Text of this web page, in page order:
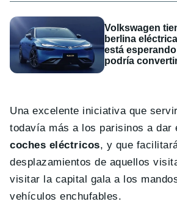
Volkswagen
berlina
está
podría
Una excelente iniciativa que
todavía más a los parisinos a dar
coches eléctricos, y que
desplazamientos de aquellos
visitar la capital gala a los
vehículos enchufables.